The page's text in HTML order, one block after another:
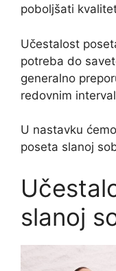
poboljšati
Učestalost
potreba do
generalno
redovnim
U nastavku
poseta slanoj
slanoj